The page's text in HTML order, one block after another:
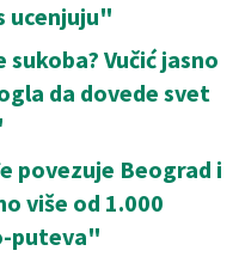
ucenjuju"
Vučić jasno
da dovede svet
povezuje Beograd i
više od 1.000
puteva"